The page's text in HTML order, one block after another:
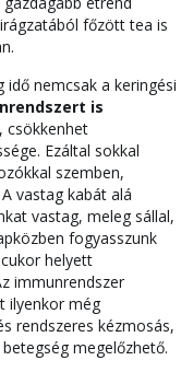
főzött tea is
idő nemcsak a keringési
is
, csökkenhet
Ezáltal sokkal
szemben,
vastag kabát alá
vastag, meleg sállal,
fogyasszunk
helyett
immunrendszer
ilyenkor még
rendszeres kézmosás,
megelőzhető.